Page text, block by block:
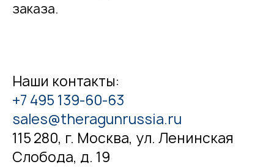
заказа.
Наши контакты:
+7 495 139-60-63
sales@theragunrussia.ru
115 280, г. Москва, ул. Ленинская
Слобода, д. 19